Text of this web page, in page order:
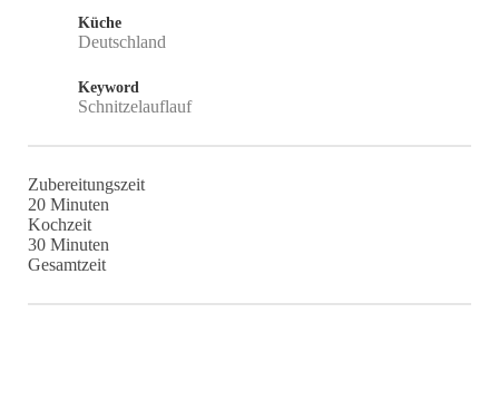
Küche
Deutschland
Keyword
Schnitzelauflauf
Zubereitungszeit
20Minuten
Minuten
Kochzeit
30Minuten
Minuten
Gesamtzeit